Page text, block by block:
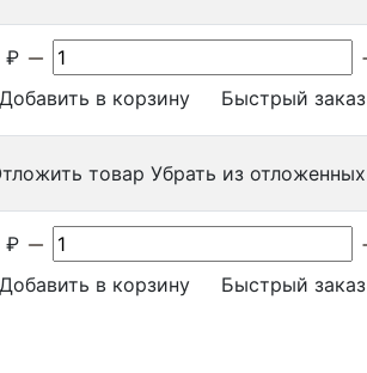
₽
Добавить в корзину
Быстрый заказ
товар Убрать из отложенных
₽
Добавить в корзину
Быстрый заказ